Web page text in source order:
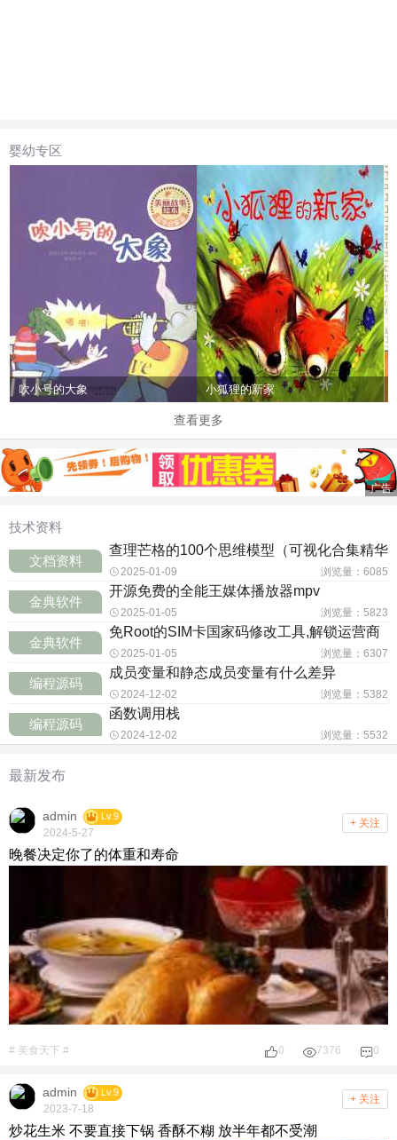
婴幼专区
吹小号的大象 小狐狸的新家
查看更多
广告
技术资料
文档资料
查理芒格的100个思维模型（可视化合集精华
2025-01-09 浏览量：6085
金典软件
开源免费的全能王媒体播放器mpv
2025-01-05 浏览量：5823
金典软件
免Root的SIM卡国家码修改工具,解锁运营商
限2025-01-05 浏览量：6307
编程源码
成员变量和静态成员变量有什么差异
2024-12-02 浏览量：5382
编程源码
函数调用栈
2024-12-02 浏览量：5532
最新发布
admin Lv.9
2024-5-27
+ 关注
晚餐决定你了的体重和寿命
0
7376
0
# 美食天下 #
admin Lv.9
2023-7-18
+ 关注
炒花生米 不要直接下锅 香酥不糊 放半年都不受潮